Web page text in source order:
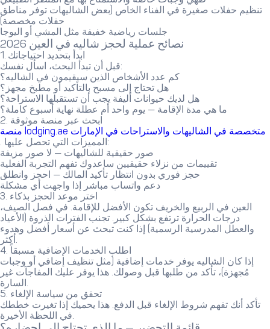
تنظيم حفلات صغيرة في الفناء الخاص (بعض الشاليهات توفر مناطق
حفلات مخصصة)
جلسات رياضية خفيفة مثل المشي أو اليوجا
نصائح عملية لحجز شاليه في العين 2026
1. ابدأ بتحديد احتياجاتك
قبل أن تبدأ البحث، اسأل نفسك:
كم عدد الأشخاص الذين سيقيمون في الشاليه؟
هل تحتاج إلى مسبح بالتأكيد أو مطبخ مجهز؟
هل لديك حيوانات أليفة يجب أن تستقبلها الاستراحة؟
ما هي مدة الإقامة — يوم واحد أم عطلة نهاية أسبوع كاملة؟
2. ابحث عبر منصة موثوقة
منصة lodging.ae متخصصة في الشاليهات والاستراحات في الإمارات
. المميزات التي تحصل عليها:
صور حقيقية للشاليهات — لا صور مزيفة
تقييمات من نزلاء حقيقيين ساعدوك تفهم التجربة الفعلية
حجز فوري بدون انتظار تأكيد المالك — احجز وانطلق
دعم واتساب مباشر إذا واجهت أي مشكلة
3. اختر موعد الحجز بذكاء
العين في الربيع والخريف تكون الأفضل للإقامة. في فصل الصيف،
درجات الحرارة ترتفع بشكل كبير. تجنب الفترات الذروة (الأعياد
والعطل المدرسية الرسمية) إذا كنت تبحث عن أسعار أفضل وهدوء
أكثر.
4. اطلب الخدمات الإضافية مسبقاً
إذا كان الشاليه يوفر خدمات إضافية (مثل تنظيف إضافي أو وجبات
مُجهزة)، تأكد من طلبها قبل وصولك. هذا يوفر عليك المفاجآت غير
السارة.
5. تحقق من سياسة الإلغاء
تأكد أنك تفهم شروط الإلغاء قبل الدفع. هذا يحميك إذا تغيرت خططك
في اللحظة الأخيرة.